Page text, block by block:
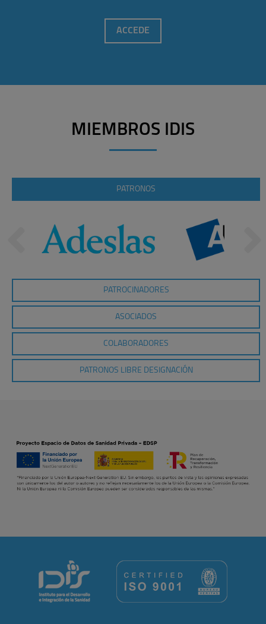
ACCEDE
MIEMBROS IDIS
PATRONOS
PATROCINADORES
ASOCIADOS
COLABORADORES
PATRONOS LIBRE DESIGNACIÓN